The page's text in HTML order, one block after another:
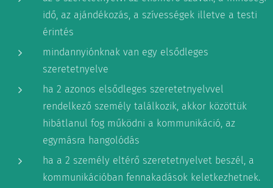
idő, az ajándékozás, a szívességek illetve a testi
érintés
mindannyiónknak van egy elsődleges
szeretetnyelve
ha 2 azonos elsődleges szeretetnyelvvel
rendelkező személy találkozik, akkor közöttük
hibátlanul fog működni a kommunikáció, az
egymásra hangolódás
ha a 2 személy eltérő szeretetnyelvet beszél, a
kommunikációban fennakadások keletkezhetnek.